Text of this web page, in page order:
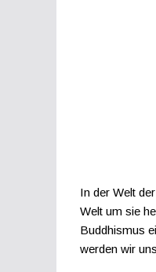
In der Welt
Welt um sie
Buddhismus
werden wir